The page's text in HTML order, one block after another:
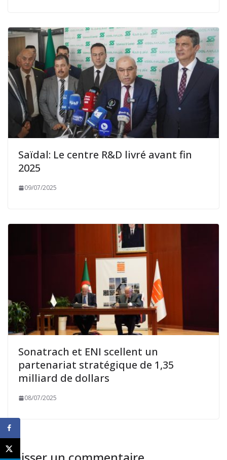
Saïdal: Le centre R&D livré avant fin
2025
09/07/2025
Sonatrach et ENI scellent un
partenariat stratégique de 1,35
milliard de dollars
08/07/2025